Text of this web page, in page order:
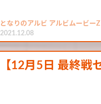
となりのアルビ アルビムービー
2021.12.08
【12月5日 最終戦